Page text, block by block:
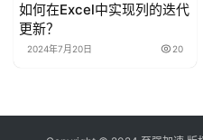
如何在Excel中实现列的迭代
更新？
2024年7月20日 20